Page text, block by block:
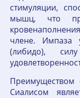
стимуляции,
мышц, что
члене. Импаза
(либидо),
Преимуществом
Сиалисом